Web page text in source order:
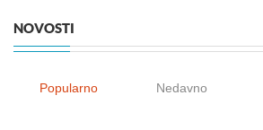
NOVOSTI
Popularno Nedavno